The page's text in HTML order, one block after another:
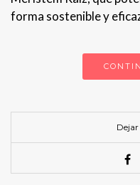
forma sostenible y